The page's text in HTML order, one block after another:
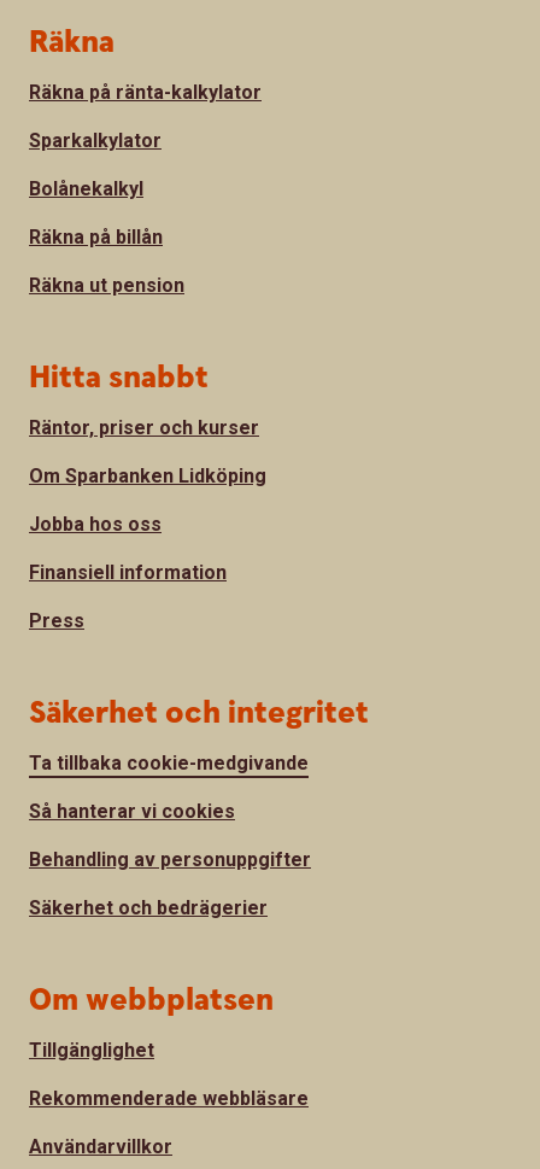
Sidfot
Räkna
Räkna på ränta-kalkylator
Sparkalkylator
Bolånekalkyl
Räkna på billån
Räkna ut pension
Hitta snabbt
Räntor, priser och kurser
Om Sparbanken Lidköping
Jobba hos oss
Finansiell information
Press
Säkerhet och integritet
Ta tillbaka cookie-medgivande
Så hanterar vi cookies
Behandling av personuppgifter
Säkerhet och bedrägerier
Om webbplatsen
Tillgänglighet
Rekommenderade webbläsare
Användarvillkor